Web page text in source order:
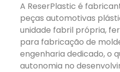
A ReserPlastic é
peças automotivas
unidade fabril própria,
para fabricação de
engenharia dedicado, o
autonomia no